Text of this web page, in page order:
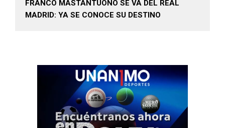
FRANCO MASTANTUONO SE VA DEL REAL
MADRID: YA SE CONOCE SU DESTINO